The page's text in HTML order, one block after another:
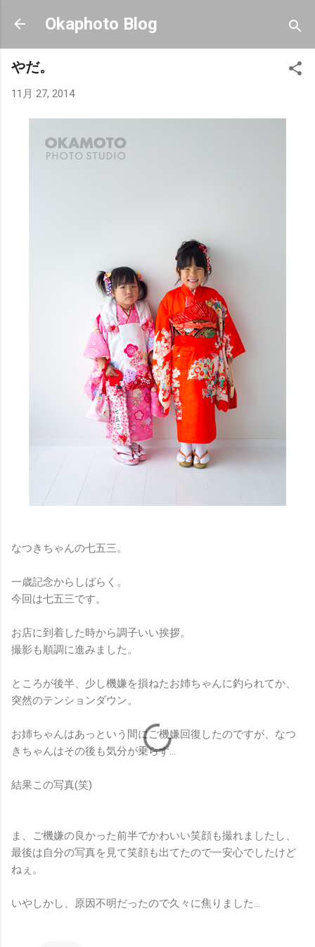
スキップしてメイン コンテンツに移動
Okaphoto Blog
やだ。
11月 27, 2014
なつきちゃんの七五三。
一歳記念からしばらく。
今回は七五三です。
お店に到着した時から調子いい挨拶。
撮影も順調に進みました。
ところが後半、少し機嫌を損ねたお姉ちゃんに釣られてか、
突然のテンションダウン。
お姉ちゃんはあっという間にご機嫌回復したのですが、なつ
きちゃんはその後も気分が乗らず…
結果この写真(笑)
ま、ご機嫌の良かった前半でかわいい笑顔も撮れましたし、
最後は自分の写真を見て笑顔も出てたので一安心でしたけど
ねぇ。
いやしかし、原因不明だったので久々に焦りました…